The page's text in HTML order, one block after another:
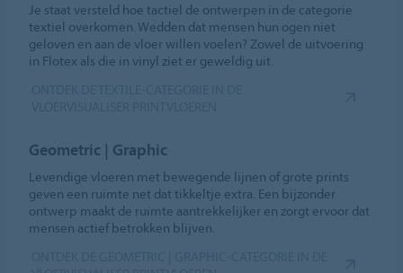
Je staat versteld hoe tactiel de ontwerpen in de categorie
textiel overkomen. Wedden dat mensen hun ogen niet
geloven en aan de vloer willen voelen? Zowel de uitvoering
in Flotex als die in vinyl ziet er geweldig uit.
Geometric | Graphic
Levendige vloeren met bewegende lijnen of grote prints
geven een ruimte net dat tikkeltje extra. Een bijzonder
ontwerp maakt de ruimte aantrekkelijker en zorgt ervoor dat
mensen actief betrokken blijven.